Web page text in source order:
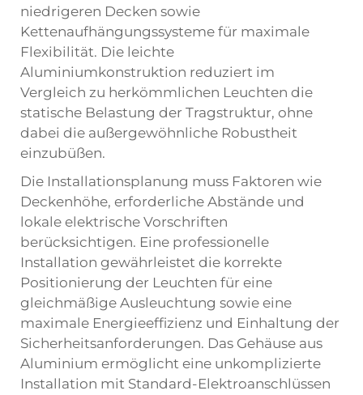
niedrigeren Decken sowie
Kettenaufhängungssysteme für maximale
Flexibilität. Die leichte
Aluminiumkonstruktion reduziert im
Vergleich zu herkömmlichen Leuchten die
statische Belastung der Tragstruktur, ohne
dabei die außergewöhnliche Robustheit
einzubüßen.
Die Installationsplanung muss Faktoren wie
Deckenhöhe, erforderliche Abstände und
lokale elektrische Vorschriften
berücksichtigen. Eine professionelle
Installation gewährleistet die korrekte
Positionierung der Leuchten für eine
gleichmäßige Ausleuchtung sowie eine
maximale Energieeffizienz und Einhaltung der
Sicherheitsanforderungen. Das Gehäuse aus
Aluminium ermöglicht eine unkomplizierte
Installation mit Standard-Elektroanschlüssen